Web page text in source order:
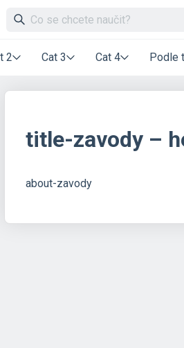
2 Cat 3 Cat 4 Podle
title-zavody –
about-zavody